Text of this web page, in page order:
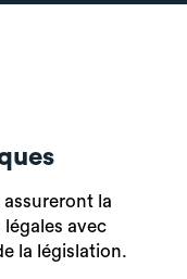
assureront la
avec
la législation.